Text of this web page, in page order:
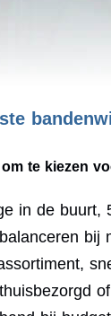
om te kiezen
in de buurt,
bij